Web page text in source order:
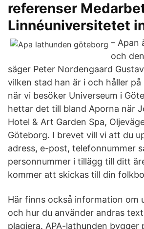
referenser
Linnéuniversitetet
– Apan
och
säger Peter Nordengaard
vilken stad han är i och håller
när vi besöker Universeum i
hettar det till bland Aporna när
Hotel & Art Garden Spa,
Göteborg. I brevet vill vi att du
adress, e-post, telefonnummer
personnummer i tillägg till ditt
kommer att skickas till din
Här finns också information om
och hur du använder andras
plagiera. APA-lathunden bygger